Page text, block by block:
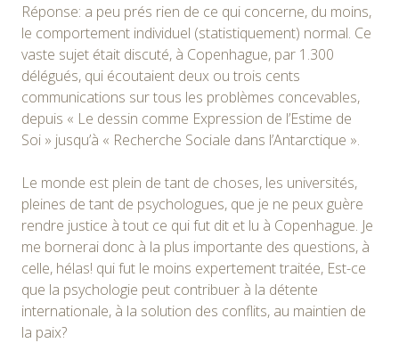
Réponse: a peu prés rien de ce qui concerne, du moins,
le comportement individuel (statistiquement) normal. Ce
vaste sujet était discuté, à Copenhague, par 1.300
délégués, qui écoutaient deux ou trois cents
communications sur tous les problèmes concevables,
depuis « Le dessin comme Expression de l’Estime de
Soi » jusqu’à « Recherche Sociale dans l’Antarctique ».
Le monde est plein de tant de choses, les universités,
pleines de tant de psychologues, que je ne peux guère
rendre justice à tout ce qui fut dit et lu à Copenhague. Je
me bornerai donc à la plus importante des questions, à
celle, hélas! qui fut le moins expertement traitée, Est-ce
que la psychologie peut contribuer à la détente
internationale, à la solution des conflits, au maintien de
la paix?